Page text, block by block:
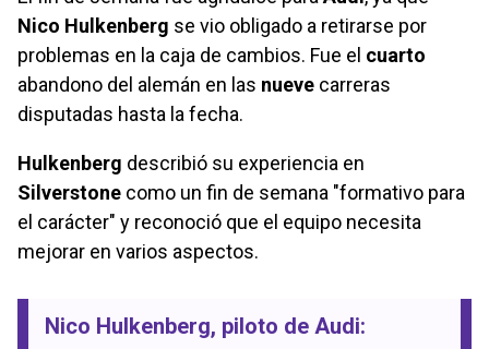
Nico Hulkenberg se vio obligado a retirarse por
problemas en la caja de cambios. Fue el cuarto
abandono del alemán en las nueve carreras
disputadas hasta la fecha.
Hulkenberg describió su experiencia en
Silverstone como un fin de semana "formativo para
el carácter" y reconoció que el equipo necesita
mejorar en varios aspectos.
Nico Hulkenberg, piloto de Audi: